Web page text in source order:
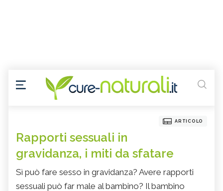
ARTICOLO
Rapporti sessuali in
gravidanza, i miti da sfatare
Sì può fare sesso in gravidanza? Avere rapporti
sessuali può far male al bambino? Il bambino